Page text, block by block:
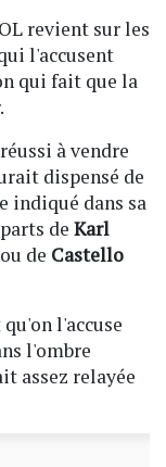
revient sur les
l'accusent
qui fait que la
à vendre
dispensé de
indiqué dans sa
de Karl
de Castello
l'accuse
l'ombre
assez relayée